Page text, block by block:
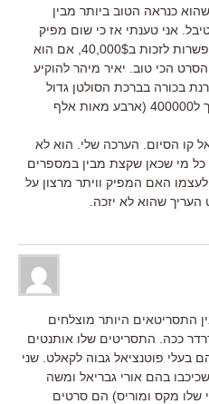
כנראה הטוב ביותר מבין
אני טענתי אז כי שום מפיק
שפוי לא היה מוותר ביודעין על האפשרות לזכות ב40,000$, אם הוא
הכי טוב. יאיר מיהר להוקיע
בכורה בברכת הסולטן גדול
בהרבה מערך הפרס והיא שוות ערך ל400000 (ארבע מאות אלף
קו הסיום. הערכה שלי. הוא לא
יגיע. כל מי שכאן שקצת מבין במספרים
האם המפיק וויתר מרצון על
התסריטאים היותר מוצלחים
ככה. התסריטים שלו אותנטים
פוטנציאל גבוה לקאלט. שני
בהם אורי גבריאל ומשה
שלו מקס ומוריס) הם סרטים